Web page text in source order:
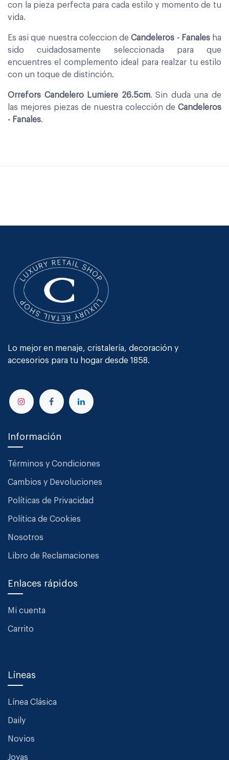
con la pieza perfecta para cada estilo y momento de tu
vida.
Es asi que nuestra coleccion deCandeleros - Fanalesha
sido cuidadosamente seleccionada para que
encuentres el complemento ideal para realzar tu estilo
con un toque de distinción.
Orrefors Candelero Lumiere 26.5cm. Sin duda una de
las mejores piezas de nuestra colección de Candeleros
- Fanales.
Lo mejor en menaje, cristalería, decoración y
accesorios para tu hogar desde 1858.
Información
Términos y Condiciones
Cambios y Devoluciones
Políticas de Privacidad
Política de Cookies
Nosotros
Libro de Reclamaciones
Enlaces rápidos
Mi cuenta
Carrito
Líneas
Línea Clásica
Daily
Novios
Joyas